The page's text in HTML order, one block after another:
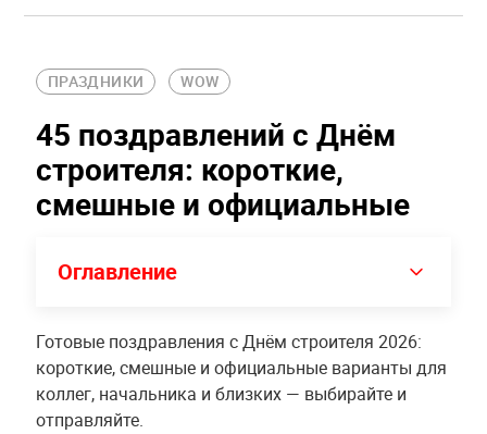
ПРАЗДНИКИ WOW
45 поздравлений с Днём
строителя: короткие,
смешные и официальные
Оглавление
Готовые поздравления с Днём строителя 2026:
короткие, смешные и официальные варианты для
коллег, начальника и близких — выбирайте и
отправляйте.